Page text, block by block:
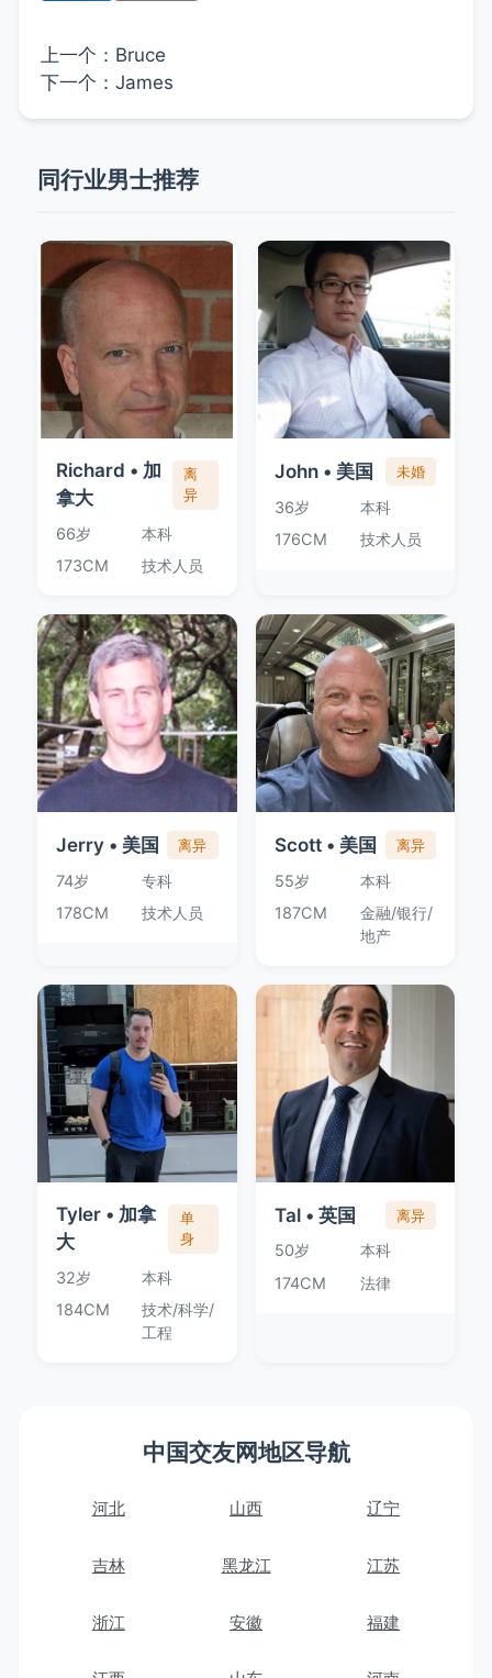
上一个： Bruce
下一个： James
同行业男士推荐
Richard • 加
拿大
离
异
66岁
本科
173CM
技术人员
John • 美国 未婚
36岁
本科
176CM
技术人员
Jerry • 美国 离异
74岁
专科
178CM
技术人员
Scott • 美国 离异
55岁
本科
187CM
金融/银行/
地产
Tyler • 加拿
大
单
身
32岁
本科
184CM
技术/科学/
工程
Tal • 英国 离异
50岁
本科
174CM
法律
中国交友网地区导航
河北 山西 辽宁
吉林 黑龙江 江苏
浙江 安徽 福建